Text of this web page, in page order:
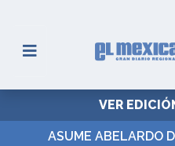
VER
ASUME ABELARDO